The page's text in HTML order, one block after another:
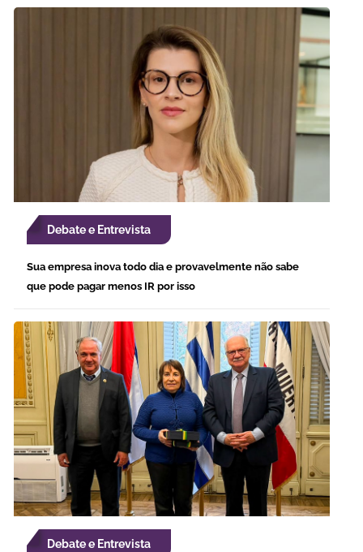
Debate e Entrevista
Sua empresa inova todo dia e provavelmente não sabe
que pode pagar menos IR por isso
Debate e Entrevista